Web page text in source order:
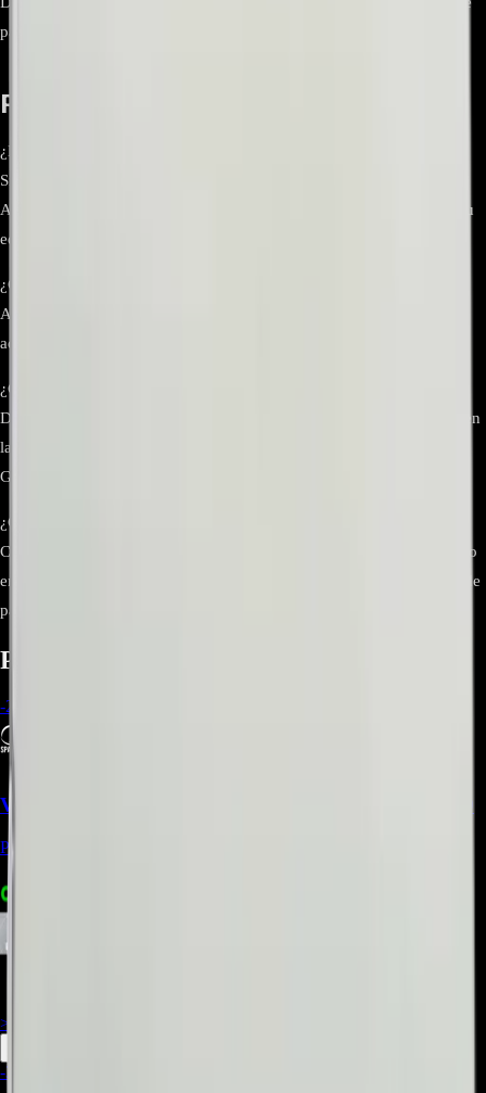
parte exacto del cajón en el diagrama del modelo
Preguntas frecuentes
¿Este cajón es el indicado para el modelo GC‑L247KQDV?
Sí, corresponde al “Tray Assembly, Vegetable” del GC‑L247KQDV.
Aun así, verifica el número de parte en el diagrama de repuestos de tu
equipo para confirmar compatibilidad antes de comprar.
¿Cuál es la función del cajón de verduras (crisper)?
Almacena frutas y verduras manteniendo un nivel de humedad
adecuado para conservar mejor su frescura y textura.
¿Cómo instalo el repuesto?
Desconecta el refrigerador, retira el cajón dañado y desliza el nuevo en
las guías hasta el tope. Sigue las instrucciones del manual del
GC‑L247KQDV para asegurar un ajuste correcto.
¿Cómo confirmo el número de parte exacto?
Consulta el diagrama de repuestos del GC‑L247KQDV en el manual o
en el portal oficial de repuestos de LG. Allí podrás cruzar el número de
parte del cajón con tu serie.
Productos relacionados
-24
Ventilador Axial Midea 12100105000084 - REP-1449
Precio Regular:
> ver_
-33